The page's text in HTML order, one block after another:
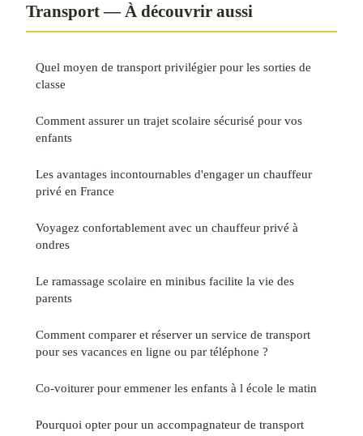
Transport — À découvrir aussi
Quel moyen de transport privilégier pour les sorties de
classe
Comment assurer un trajet scolaire sécurisé pour vos
enfants
Les avantages incontournables d'engager un chauffeur
privé en France
Voyagez confortablement avec un chauffeur privé à
ondres
Le ramassage scolaire en minibus facilite la vie des
parents
Comment comparer et réserver un service de transport
pour ses vacances en ligne ou par téléphone ?
Co-voiturer pour emmener les enfants à l école le matin
Pourquoi opter pour un accompagnateur de transport